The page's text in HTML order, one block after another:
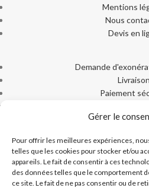
Gérer le
Pour offrir les meilleures expériences,
telles que les cookies pour stocker et/ou
appareils. Le fait de consentir à ces
des données telles que le comportement
ce site. Le fait de ne pas consentir ou de
Mentions
Nous
Devis en
Demande
Livraison
Paiement
Documentation
ACHAT DEPUIS